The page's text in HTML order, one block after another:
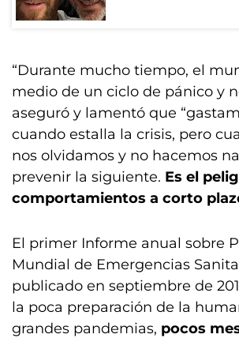
“Durante mucho tiempo, el
medio de un ciclo de pánico y
aseguró y lamentó que
cuando estalla la crisis, pero
nos olvidamos y no hacemos
prevenir la siguiente. Es el
comportamientos a corto
El primer Informe anual sobre
Mundial de Emergencias
publicado en septiembre de
la poca preparación de la
grandes pandemias, pocos